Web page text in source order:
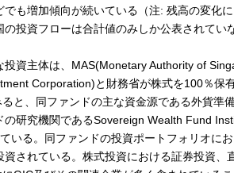
も増加傾向が続いている（注: 残高の変化
投資フローは合計値のみしか公表されてい
資主体は、MAS(Monetary Authority of
Corporation)と財務省が株式を100％保
と、同ファンドの主な資金源である外貨準
の研究機関であるSovereign Wealth Fund
いる。同ファンドの投資ポートフォリオに
されている。株式投資における証券投資、